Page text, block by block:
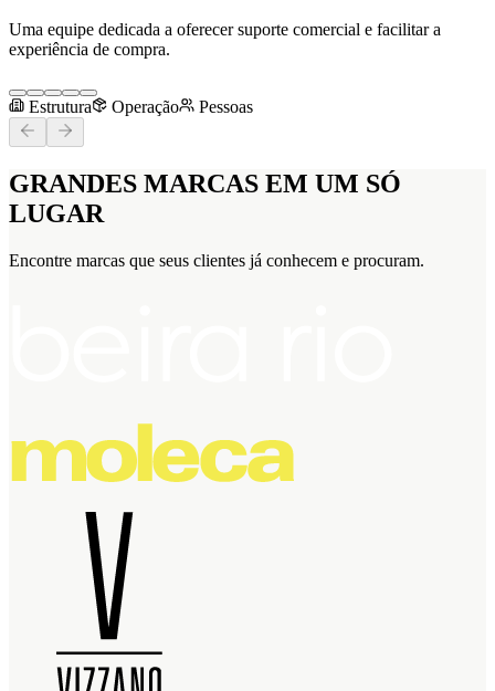
Uma equipe dedicada a oferecer suporte comercial e facilitar a
experiência de compra.
Estrutura Operação Pessoas
GRANDES MARCAS EM UM SÓ
LUGAR
Encontre marcas que seus clientes já conhecem e procuram.